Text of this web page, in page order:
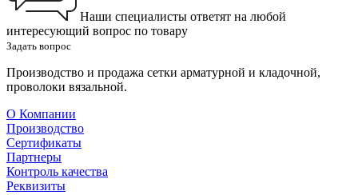
Наши специалисты ответят на любой
интересующий вопрос по товару
Задать вопрос
Производство и продажа сетки арматурной и кладочной,
проволоки вязальной.
О Компании
Производство
Сертификаты
Партнеры
Контроль качества
Реквизиты